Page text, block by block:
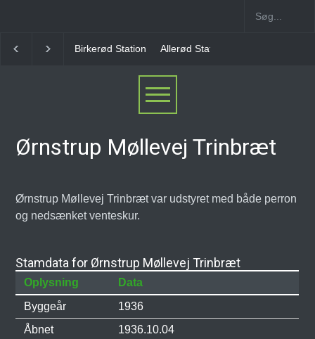
Birkerød Station Allerød Station
Ørnstrup Møllevej Trinbræt
Ørnstrup Møllevej Trinbræt var udstyret med både perron
og nedsænket venteskur.
Stamdata for Ørnstrup Møllevej Trinbræt
Oplysning
Data
Byggeår
1936
Åbnet
1936.10.04